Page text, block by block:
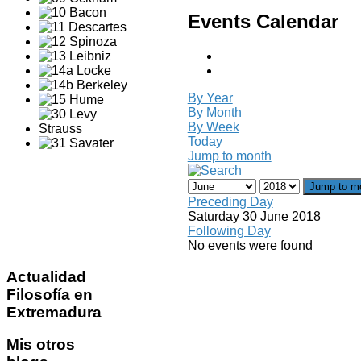
Events Calendar
By Year
By Month
By Week
Today
Jump to month
Jump to
Preceding Day
Saturday 30 June 2018
Following Day
No events were found
Actualidad
Filosofía en
Extremadura
Mis otros